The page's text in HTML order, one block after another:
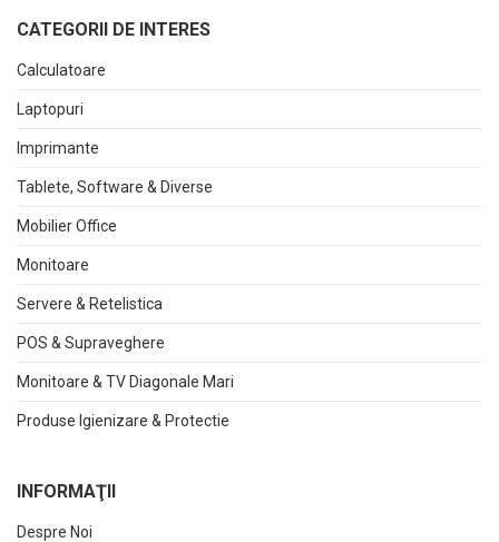
CATEGORII DE INTERES
Calculatoare
Laptopuri
Imprimante
Tablete, Software & Diverse
Mobilier Office
Monitoare
Servere & Retelistica
POS & Supraveghere
Monitoare & TV Diagonale Mari
Produse Igienizare & Protectie
INFORMAŢII
Despre Noi